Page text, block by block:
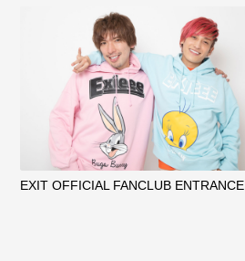
EXIT OFFICIAL FANCLUB ENTRANCE